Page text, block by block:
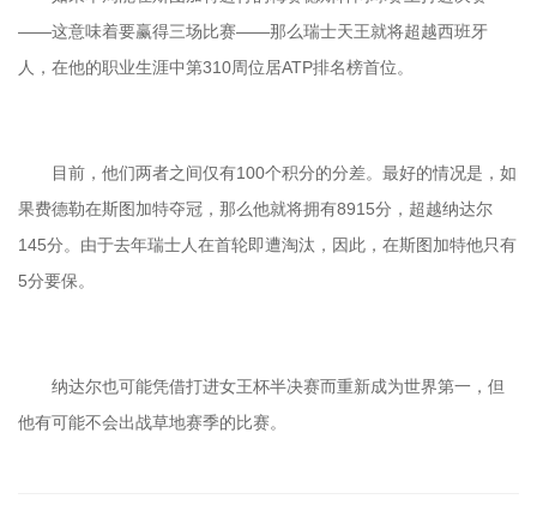
——这意味着要赢得三场比赛——那么瑞士天王就将超越西班牙
人，在他的职业生涯中第310周位居ATP排名榜首位。
目前，他们两者之间仅有100个积分的分差。最好的情况是，如
果费德勒在斯图加特夺冠，那么他就将拥有8915分，超越纳达尔
145分。由于去年瑞士人在首轮即遭淘汰，因此，在斯图加特他只有
5分要保。
纳达尔也可能凭借打进女王杯半决赛而重新成为世界第一，但
他有可能不会出战草地赛季的比赛。